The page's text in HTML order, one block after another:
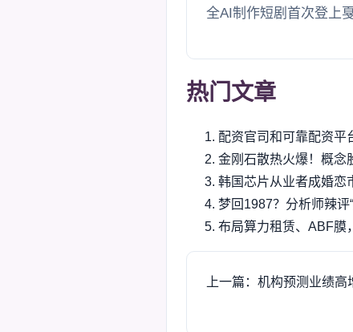
全AI制作短剧首次登上
热门文章
配资官司和可靠配资平
金刚石散热火爆！概念
韩国芯片从业者成婚恋
梦回1987？分析师辣评
布局算力租赁、ABF膜
上一篇：机构预测业绩